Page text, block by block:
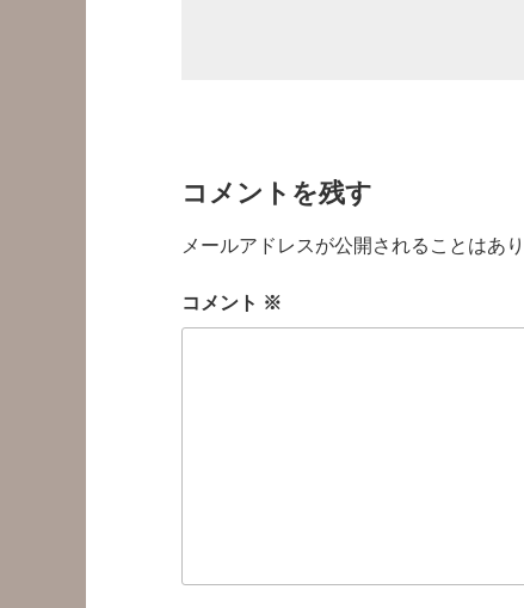
コメントを残す
メールアドレスが公開されることはあり
コメント ※